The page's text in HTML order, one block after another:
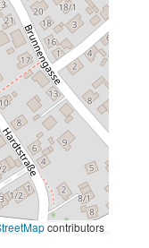
contributors